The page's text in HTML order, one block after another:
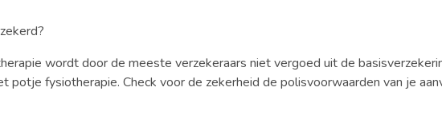
wordt door de meeste verzekeraars niet vergoed uit de
potje fysiotherapie. Check voor de zekerheid de polisvoorwaarden van je